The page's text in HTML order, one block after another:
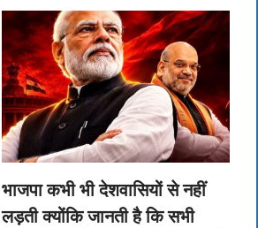
भाजपा कभी भी देशवासियों से नहीं
लड़ती क्योंकि जानती है कि सभी